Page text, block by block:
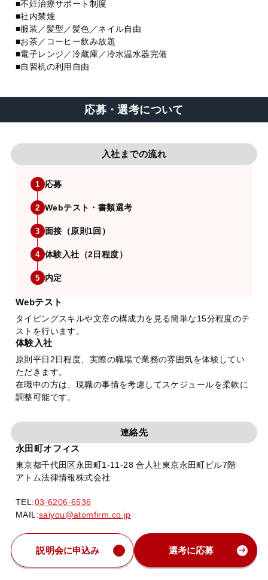
■不妊治療サポート制度
■社内禁煙
■服装／髪型／髪色／ネイル自由
■お茶／コーヒー飲み放題
■電子レンジ／冷蔵庫／冷水温水器完備
■自習机の利用自由
応募・選考について
入社までの流れ
1 応募
2 Webテスト・書類選考
3 面接（原則1回）
4 体験入社（2日程度）
5 内定
Webテスト
タイピングスキルや文章の構成力を見る簡単な15分程度のテ
ストを行います。
体験入社
原則平日2日程度、実際の職場で業務の雰囲気を体験してい
ただきます。
在職中の方は、現職の事情を考慮してスケジュールを柔軟に
調整可能です。
連絡先
永田町オフィス
東京都千代田区永田町1-11-28 合人社東京永田町ビル7階
アトム法律情報株式会社
TEL:03-6206-6536
MAIL:saiyou@atomfirm.co.jp
説明会に申込み 選考に応募